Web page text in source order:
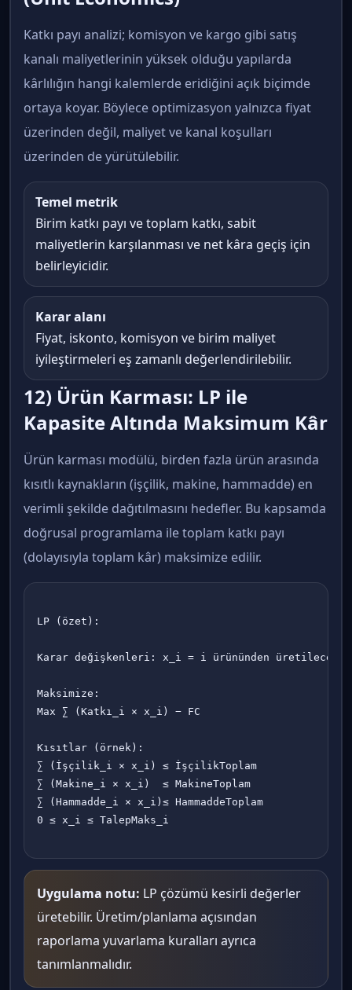
Katkı payı analizi; komisyon ve kargo gibi satış
kanalı maliyetlerinin yüksek olduğu yapılarda
kârlılığın hangi kalemlerde eridiğini açık biçimde
ortaya koyar. Böylece optimizasyon yalnızca fiyat
üzerinden değil, maliyet ve kanal koşulları
üzerinden de yürütülebilir.
Temel metrik
Birim katkı payı ve toplam katkı, sabit
maliyetlerin karşılanması ve net kâra geçiş için
belirleyicidir.
Karar alanı
Fiyat, iskonto, komisyon ve birim maliyet
iyileştirmeleri eş zamanlı değerlendirilebilir.
12) Ürün Karması: LP ile
Kapasite Altında Maksimum Kâr
Ürün karması modülü, birden fazla ürün arasında
kısıtlı kaynakların (işçilik, makine, hammadde) en
verimli şekilde dağıtılmasını hedefler. Bu kapsamda
doğrusal programlama ile toplam katkı payı
(dolayısıyla toplam kâr) maksimize edilir.
LP (özet):
Karar değişkenleri: x_i = i ürününden üretilecek
Maksimize:
Max ∑ (Katkı_i × x_i) − FC
Kısıtlar (örnek):
∑ (İşçilik_i × x_i) ≤ İşçilikToplam
∑ (Makine_i × x_i)  ≤ MakineToplam
∑ (Hammadde_i × x_i)≤ HammaddeToplam
0 ≤ x_i ≤ TalepMaks_i
Uygulama notu: LP çözümü kesirli değerler
üretebilir. Üretim/planlama açısından
raporlama yuvarlama kuralları ayrıca
tanımlanmalıdır.